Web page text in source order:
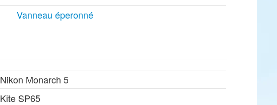
Vanneau éperonné
Nikon Monarch 5
Kite SP65